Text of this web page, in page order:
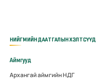
НИЙГМИЙН ДААТГАЛЫН ХЭЛТСҮҮД
Аймгууд
Архангай аймгийн НДГ